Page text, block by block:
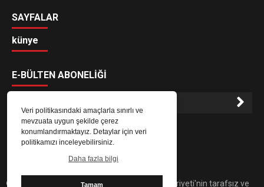
Veri politikasındaki amaçlarla sınırlı ve
mevzuata uygun şekilde çerez
konumlandırmaktayız. Detaylar için veri
politikamızı inceleyebilirsiniz.
Daha fazla bilgi
Tamam
SAYFALAR
künye
E-BÜLTEN ABONELİĞİ
E-Bülten aboneliği ile haberlere daha hızlı erişin.
© 2021 bülten Kıbrıs. Kuzey Kıbrıs Türk Cumhuriyeti'nin tarafsız ve